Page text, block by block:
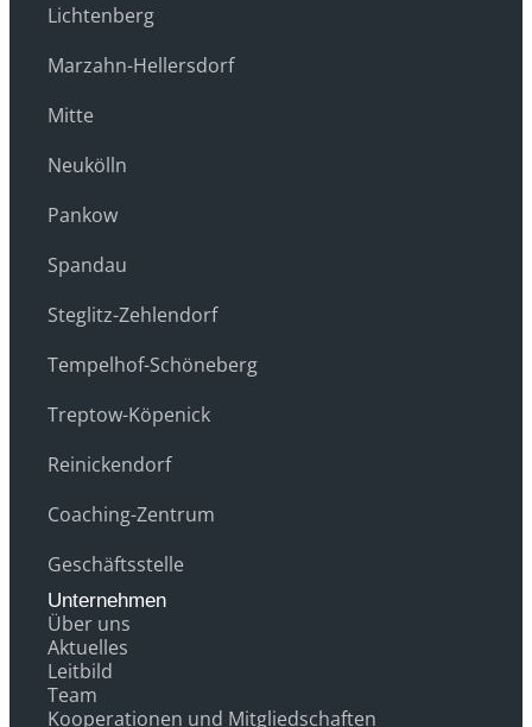
Lichtenberg
Marzahn-Hellersdorf
Mitte
Neukölln
Pankow
Spandau
Steglitz-Zehlendorf
Tempelhof-Schöneberg
Treptow-Köpenick
Reinickendorf
Coaching-Zentrum
Geschäftsstelle
Unternehmen
Über uns
Aktuelles
Leitbild
Team
Kooperationen und Mitgliedschaften